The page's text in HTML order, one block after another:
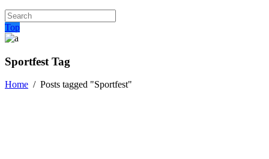
Top
Sportfest Tag
Home / Posts tagged "Sportfest"